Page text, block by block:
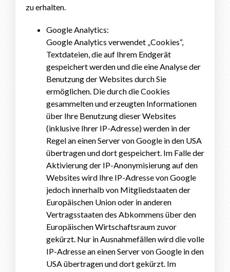
zu erhalten.
Google Analytics:
Google Analytics verwendet „Cookies“,
Textdateien, die auf Ihrem Endgerät
gespeichert werden und die eine Analyse der
Benutzung der Websites durch Sie
ermöglichen. Die durch die Cookies
gesammelten und erzeugten Informationen
über Ihre Benutzung dieser Websites
(inklusive Ihrer IP-Adresse) werden in der
Regel an einen Server von Google in den USA
übertragen und dort gespeichert. Im Falle der
Aktivierung der IP-Anonymisierung auf den
Websites wird Ihre IP-Adresse von Google
jedoch innerhalb von Mitgliedstaaten der
Europäischen Union oder in anderen
Vertragsstaaten des Abkommens über den
Europäischen Wirtschaftsraum zuvor
gekürzt. Nur in Ausnahmefällen wird die volle
IP-Adresse an einen Server von Google in den
USA übertragen und dort gekürzt. Im